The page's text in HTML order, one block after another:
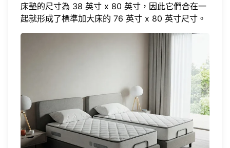
床墊的尺寸為 38 英寸 x 80 英寸，因此它們合在一
起就形成了標準加大床的 76 英寸 x 80 英寸尺寸。